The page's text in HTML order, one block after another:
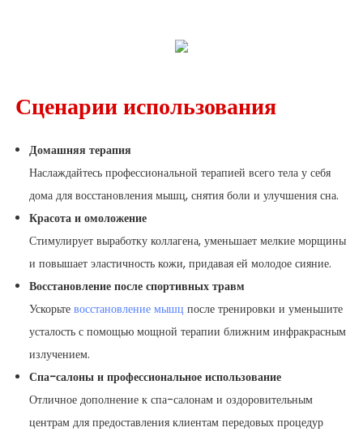
Сценарии использования
Домашняя терапия
Наслаждайтесь профессиональной терапией всего тела у себя
дома для восстановления мышц, снятия боли и улучшения сна.
Красота и омоложение
Стимулирует выработку коллагена, уменьшает мелкие морщины
и повышает эластичность кожи, придавая ей молодое сияние.
Восстановление после спортивных травм
Ускорьте восстановление мышцпосле тренировки и уменьшите
усталость с помощью мощной терапии ближним инфракрасным
излучением.
Спа-салоны и профессиональное использование
Отличное дополнение к спа-салонам и оздоровительным
центрам для предоставления клиентам передовых процедур